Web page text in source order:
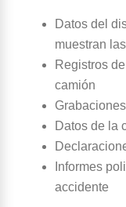
Datos del
muestran
Registros
camión
Datos de la
Informes
accidente